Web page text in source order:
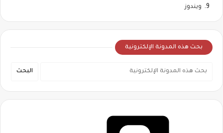
ويندوز
بحث هذه المدونة الإلكترونية